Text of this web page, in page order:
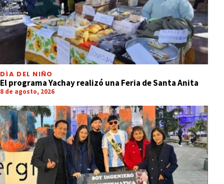
DÍA DEL NIÑO
El programa Yachay realizó una Feria de Santa Anita
8 de agosto, 2026